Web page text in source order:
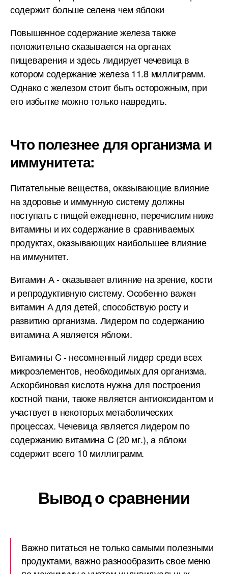
содержит больше селена чем яблоки
Повышенное содержание железа также
положительно сказывается на органах
пищеварения и здесь лидирует чечевица в
котором содержание железа 11.8 миллиграмм.
Однако с железом стоит быть осторожным, при
его избытке можно только навредить.
Что полезнее для организма и
иммунитета:
Питательные вещества, оказывающие влияние
на здоровье и иммунную систему должны
поступать с пищей ежедневно, перечислим ниже
витамины и их содержание в сравниваемых
продуктах, оказывающих наибольшее влияние
на иммунитет.
Витамин А - оказывает влияние на зрение, кости
и репродуктивную систему. Особенно важен
витамин А для детей, способствую росту и
развитию организма. Лидером по содержанию
витамина А является яблоки.
Витамины C - несомненный лидер среди всех
микроэлементов, необходимых для организма.
Аскорбиновая кислота нужна для построения
костной ткани, также является антиоксидантом и
участвует в некоторых метаболических
процессах. Чечевица является лидером по
содержанию витамина C (20 мг.), а яблоки
содержит всего 10 миллиграмм.
Вывод о сравнении
Важно питаться не только самыми полезными
продуктами, важно разнообразить свое меню